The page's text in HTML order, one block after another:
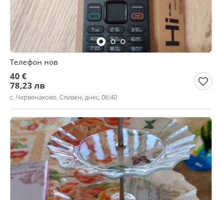
Телефон нов
40 €
78,23 лв
с. Червенаково, Сливен, днес, 06:40